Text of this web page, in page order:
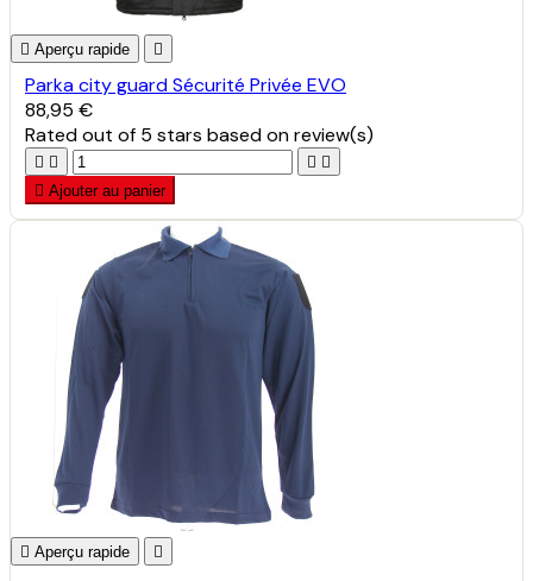
 Aperçu rapide 
Parka city guard Sécurité Privée EVO
88,95 €
Ratedout of 5 stars based onreview(s)
   
 Ajouter au panier
 Aperçu rapide 